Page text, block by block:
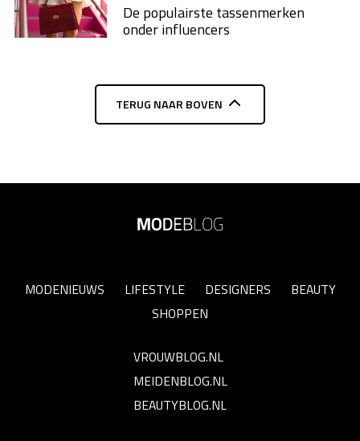
De populairste tassenmerken
onder influencers
TERUG NAAR BOVEN
MODENIEUWS LIFESTYLE DESIGNERS
BEAUTY
SHOPPEN
VROUWBLOG.NL
MEIDENBLOG.NL
BEAUTYBLOG.NL